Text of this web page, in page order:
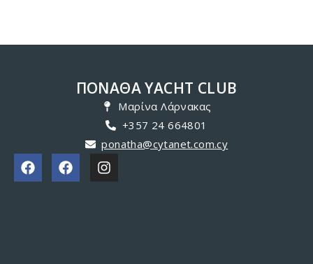
ΠΟΝΑΘΑ YACHT CLUB
Μαρίνα Λάρνακας
+357 24 664801
ponatha@cytanet.com.cy